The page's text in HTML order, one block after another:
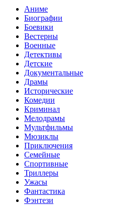
Аниме
Биографии
Боевики
Вестерны
Военные
Детективы
Детские
Документальные
Драмы
Исторические
Комедии
Криминал
Мелодрамы
Мультфильмы
Мюзиклы
Приключения
Семейные
Спортивные
Триллеры
Ужасы
Фантастика
Фэнтези